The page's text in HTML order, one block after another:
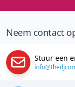
Neem contact
Stuur een